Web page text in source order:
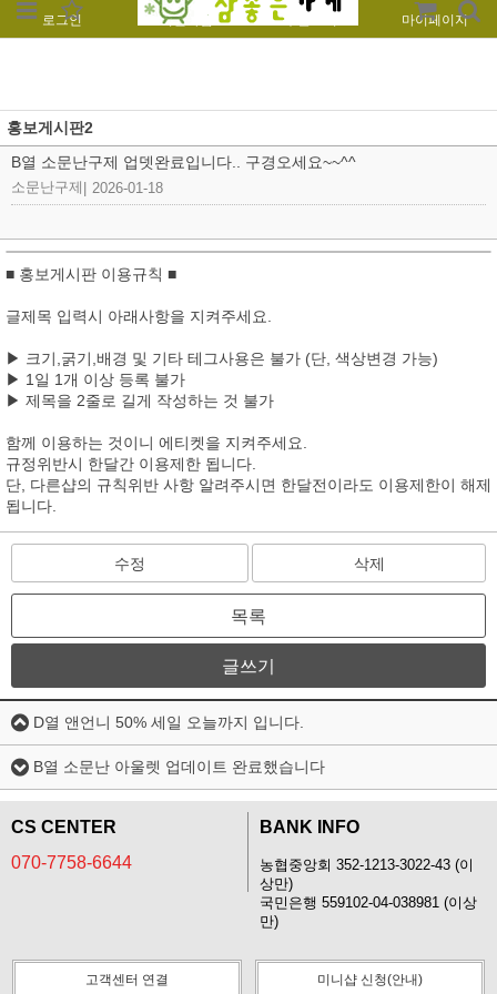
로그인 회원가입 주문조회 마이페이지
홍보게시판2
B열 소문난구제 업뎃완료입니다.. 구경오세요~~^^
소문난구제 2026-01-18
■ 홍보게시판 이용규칙 ■
글제목 입력시 아래사항을 지켜주세요.
▶ 크기,굵기,배경 및 기타 테그사용은 불가 (단, 색상변경 가능)
▶ 1일 1개 이상 등록 불가
▶ 제목을 2줄로 길게 작성하는 것 불가
함께 이용하는 것이니 에티켓을 지켜주세요.
규정위반시 한달간 이용제한 됩니다.
단, 다른샵의 규칙위반 사항 알려주시면 한달전이라도 이용제한이 해제
됩니다.
수정 삭제
목록
글쓰기
D열 앤언니 50% 세일 오늘까지 입니다.
B열 소문난 아울렛 업데이트 완료했습니다
CS CENTER
070-7758-6644
BANK INFO
농협중앙회 352-1213-3022-43 (이
상만)
국민은행 559102-04-038981 (이상
만)
고객센터 연결 미니샵 신청(안내)